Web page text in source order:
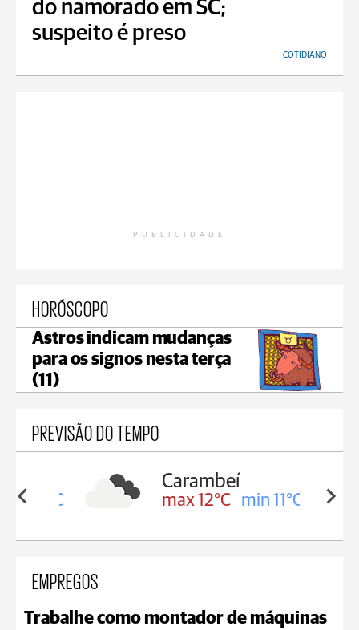
do namorado em SC;
suspeito é preso
COTIDIANO
PUBLICIDADE
HORÓSCOPO
Astros indicam mudanças
para os signos nesta terça
(11)
PREVISÃO DO TEMPO
12°C
Carambeí
max 12°C min 11°C
EMPREGOS
Trabalhe como montador de máquinas